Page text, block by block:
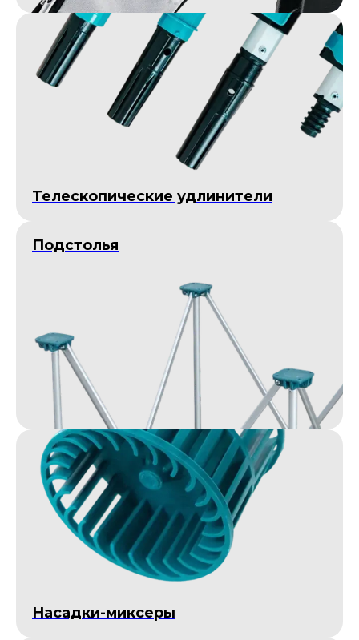
Телескопические удлинители
Подстолья
Насадки-миксеры